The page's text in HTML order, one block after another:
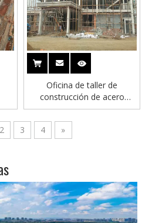
Oficina de taller de
construcción de acero
estructural industrial 3D con
entrepiso
2 3 4 »